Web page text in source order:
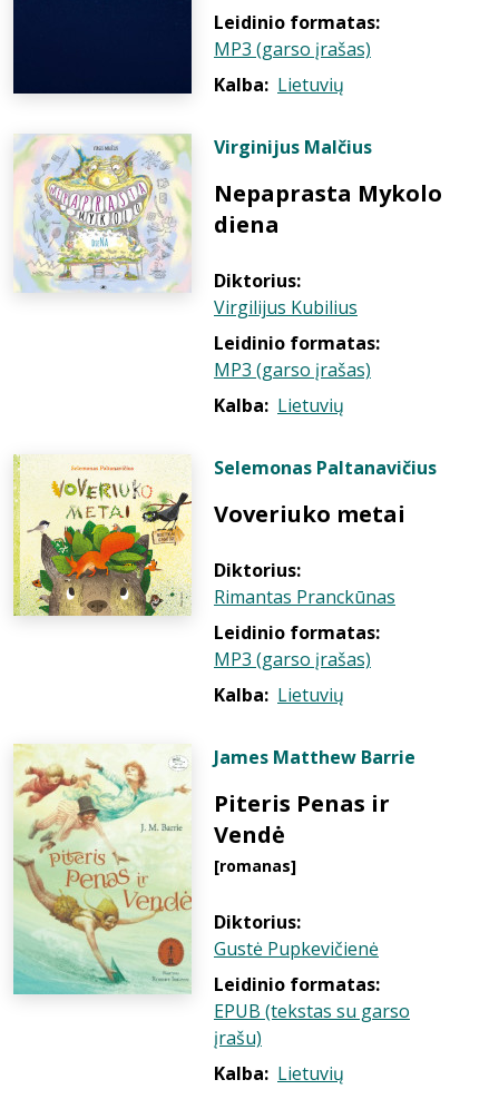
Leidinio formatas:
MP3 (garso įrašas)
Kalba: Lietuvių
Virginijus Malčius
Nepaprasta Mykolo
diena
Diktorius:
Virgilijus Kubilius
Leidinio formatas:
MP3 (garso įrašas)
Kalba: Lietuvių
Selemonas Paltanavičius
Voveriuko metai
Diktorius:
Rimantas Pranckūnas
Leidinio formatas:
MP3 (garso įrašas)
Kalba: Lietuvių
James Matthew Barrie
Piteris Penas ir
Vendė
[romanas]
Diktorius:
Gustė Pupkevičienė
Leidinio formatas:
EPUB (tekstas su garso
įrašu)
Kalba: Lietuvių